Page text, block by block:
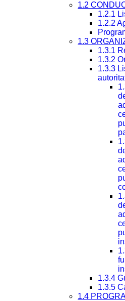
1.2
1.2.1
1.2.2
1.3
1.3.1
1.3.2
1.3.3
1.3.4
1.3.5
1.4